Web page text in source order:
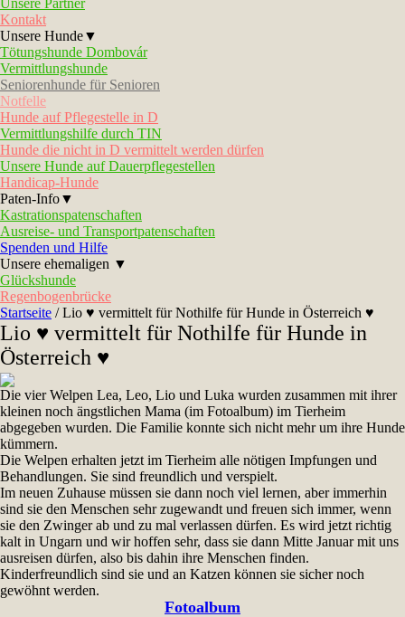
Unsere Partner
Kontakt
Unsere Hunde▼
Tötungshunde Dombovár
Vermittlungshunde
Seniorenhunde für Senioren
Notfelle
Hunde auf Pflegestelle in D
Vermittlungshilfe durch TIN
Hunde die nicht in D vermittelt werden dürfen
Unsere Hunde auf Dauerpflegestellen
Handicap-Hunde
Paten-Info▼
Kastrationspatenschaften
Ausreise- und Transportpatenschaften
Spenden und Hilfe
Unsere ehemaligen ▼
Glückshunde
Regenbogenbrücke
Startseite /Lio ♥ vermittelt für Nothilfe für Hunde in Österreich ♥
Lio ♥ vermittelt für Nothilfe für Hunde in
Österreich ♥
Die vier Welpen Lea, Leo, Lio und Luka wurden zusammen mit ihrer
kleinen noch ängstlichen Mama (im Fotoalbum) im Tierheim
abgegeben wurden. Die Familie konnte sich nicht mehr um ihre Hunde
kümmern.
Die Welpen erhalten jetzt im Tierheim alle nötigen Impfungen und
Behandlungen. Sie sind freundlich und verspielt.
Im neuen Zuhause müssen sie dann noch viel lernen, aber immerhin
sind sie den Menschen sehr zugewandt und freuen sich immer, wenn
sie den Zwinger ab und zu mal verlassen dürfen. Es wird jetzt richtig
kalt in Ungarn und wir hoffen sehr, dass sie dann Mitte Januar mit uns
ausreisen dürfen, also bis dahin ihre Menschen finden.
Kinderfreundlich sind sie und an Katzen können sie sicher noch
gewöhnt werden.
Fotoalbum